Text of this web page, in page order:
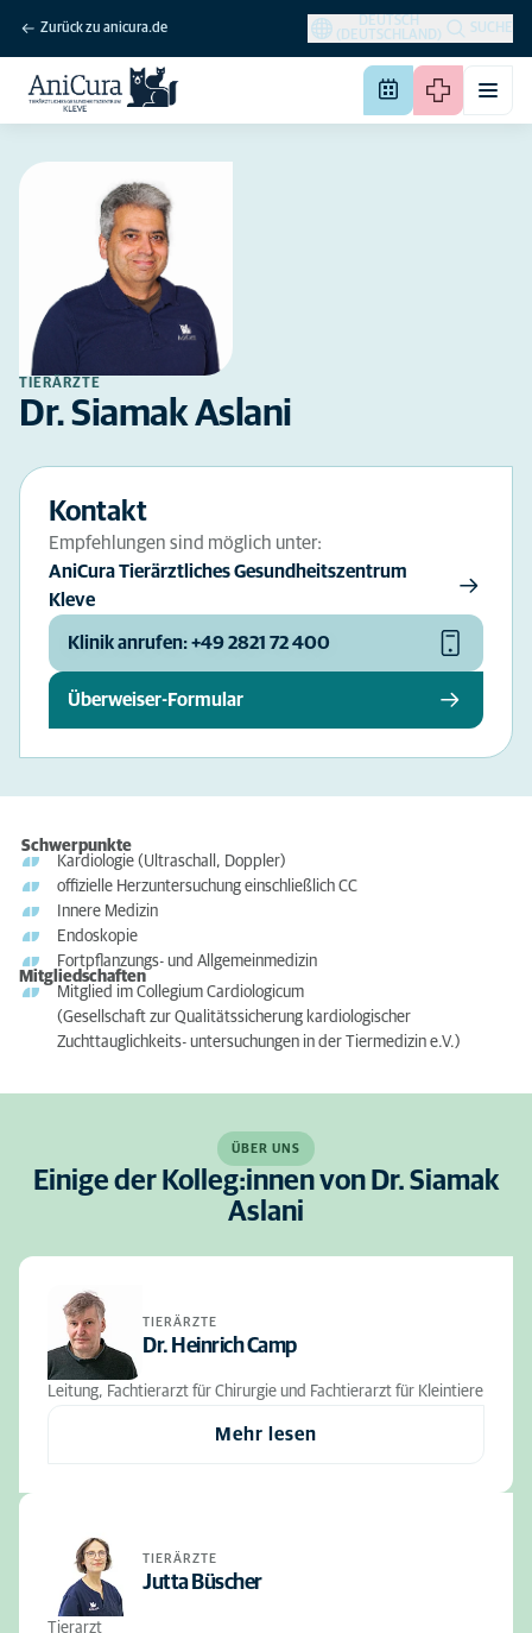
Zurück zu anicura.de
DEUTSCH
(DEUTSCHLAND)
SUCHE
TIERÄRZTE
Dr. Siamak Aslani
Kontakt
Empfehlungen sind möglich unter:
AniCura Tierärztliches Gesundheitszentrum
Kleve
Klinik anrufen: +49 2821 72 400
Überweiser-Formular
Schwerpunkte
Kardiologie (Ultraschall, Doppler)
offizielle Herzuntersuchung einschließlich CC
Innere Medizin
Endoskopie
Fortpflanzungs- und Allgemeinmedizin
Mitgliedschaften
Mitglied im Collegium Cardiologicum
(Gesellschaft zur Qualitätssicherung kardiologischer
Zuchttauglichkeits- untersuchungen in der Tiermedizin e.V.)
ÜBER UNS
Einige der Kolleg:innen von Dr. Siamak
Aslani
TIERÄRZTE
Dr. Heinrich Camp
Leitung, Fachtierarzt für Chirurgie und Fachtierarzt für Kleintiere
Mehr lesen
TIERÄRZTE
Jutta Büscher
Tierarzt